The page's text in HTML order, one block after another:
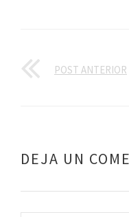
POST ANTERIOR
DEJA UN